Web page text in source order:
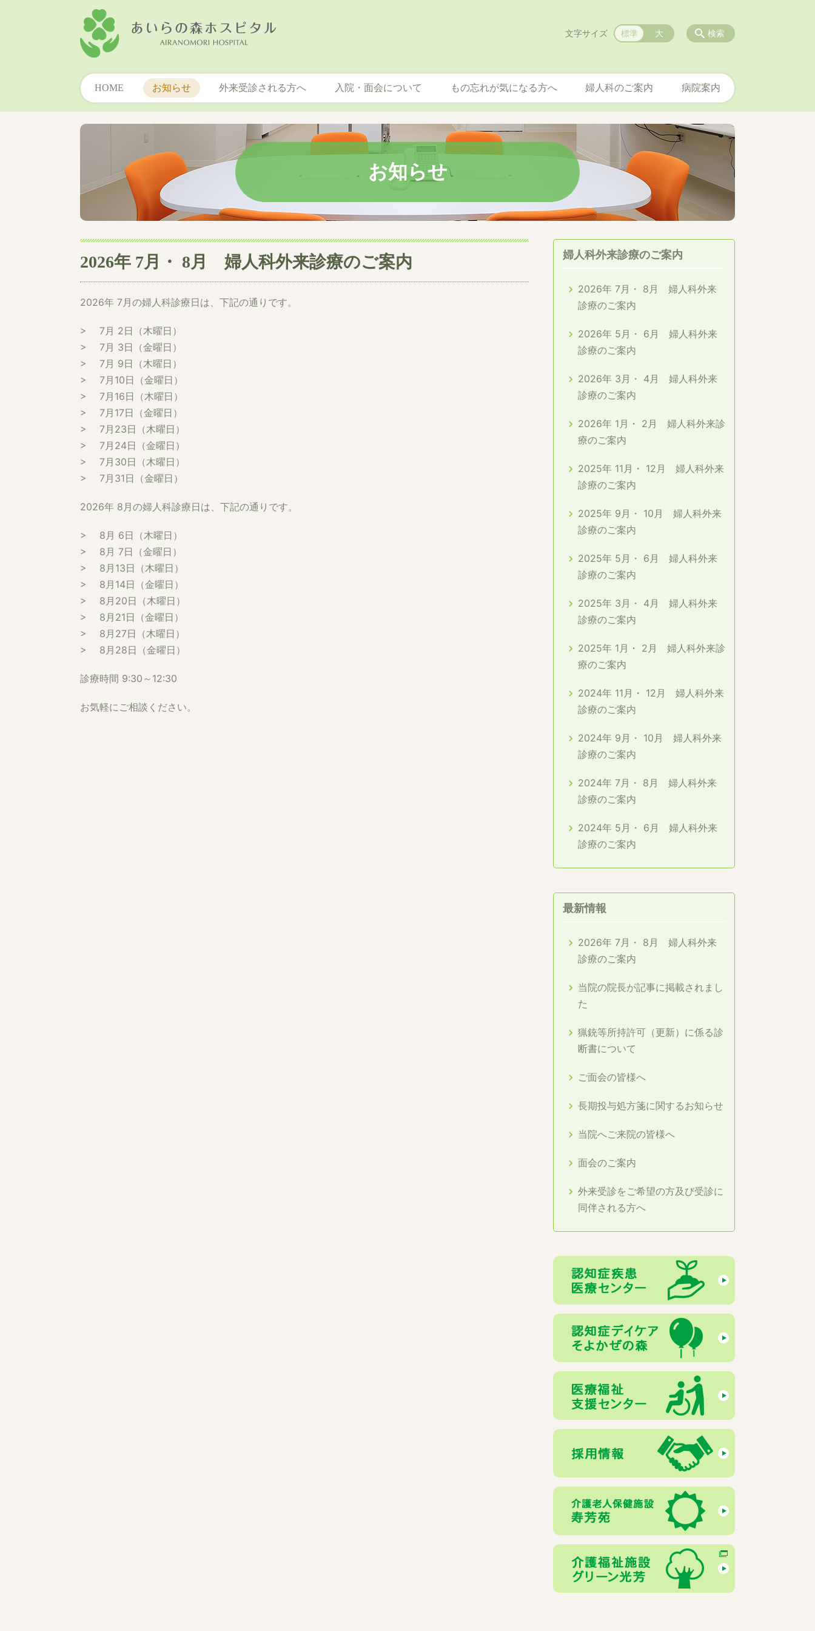
HOME お知らせ 外来受診される方へ 入院・面会について もの忘れが気になる方へ 婦人科のご案内 病院案内
検索
文字サイズ 標準 大
お知らせ
2026年 7月・ 8月 婦人科外来診療のご案内
2026年 7月の婦人科診療日は、下記の通りです。
> 7月 2日（木曜日）
> 7月 3日（金曜日）
> 7月 9日（木曜日）
> 7月10日（金曜日）
> 7月16日（木曜日）
> 7月17日（金曜日）
> 7月23日（木曜日）
> 7月24日（金曜日）
> 7月30日（木曜日）
> 7月31日（金曜日）
2026年 8月の婦人科診療日は、下記の通りです。
> 8月 6日（木曜日）
> 8月 7日（金曜日）
> 8月13日（木曜日）
> 8月14日（金曜日）
> 8月20日（木曜日）
> 8月21日（金曜日）
> 8月27日（木曜日）
> 8月28日（金曜日）
診療時間 9:30～12:30
お気軽にご相談ください。
婦人科外来診療のご案内
2026年 7月・ 8月 婦人科外来
診療のご案内
2026年 5月・ 6月 婦人科外来
診療のご案内
2026年 3月・ 4月 婦人科外来
診療のご案内
2026年 1月・ 2月 婦人科外来診
療のご案内
2025年 11月・ 12月 婦人科外来
診療のご案内
2025年 9月・ 10月 婦人科外来
診療のご案内
2025年 5月・ 6月 婦人科外来
診療のご案内
2025年 3月・ 4月 婦人科外来
診療のご案内
2025年 1月・ 2月 婦人科外来診
療のご案内
2024年 11月・ 12月 婦人科外来
診療のご案内
2024年 9月・ 10月 婦人科外来
診療のご案内
2024年 7月・ 8月 婦人科外来
診療のご案内
2024年 5月・ 6月 婦人科外来
診療のご案内
最新情報
2026年 7月・ 8月 婦人科外来
診療のご案内
当院の院長が記事に掲載されまし
た
猟銃等所持許可（更新）に係る診
断書について
ご面会の皆様へ
長期投与処方箋に関するお知らせ
当院へご来院の皆様へ
面会のご案内
外来受診をご希望の方及び受診に
同伴される方へ